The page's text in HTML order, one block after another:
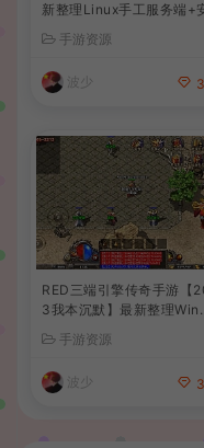
新整理Linux手工服务端+
卓苹果双端+GM后台+详细
建教程+全套源码+视频教程
手游资源
波少
RED三端引擎传奇手游【
3我本沉默】最新整理Win系
细搭建教程
手游资源
波少